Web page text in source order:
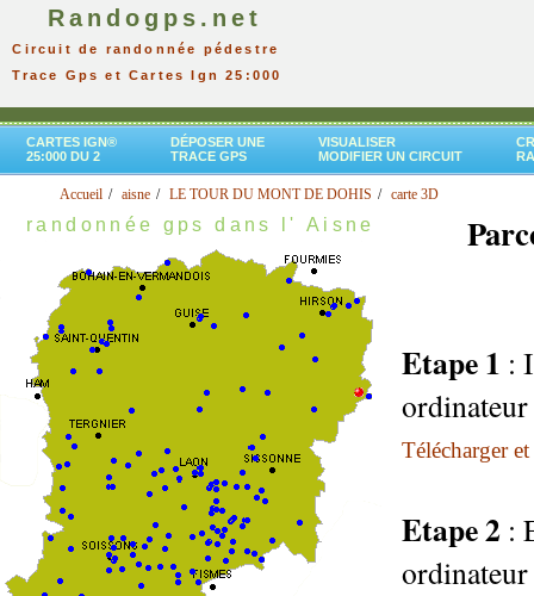
Randogps.net
Circuit de randonnée pédestre
Trace Gps et Cartes Ign 25:000
CARTES IGN®
25:000 DU 2
DÉPOSER UNE
TRACE GPS
VISUALISER
MODIFIER UN CIRCUIT
Accueil aisne LE TOUR DU MONT DE DOHIS carte 3D
randonnée gps dans l' Aisne
Etape 1 :
ordinateur
Télécharger
Etape 2 :